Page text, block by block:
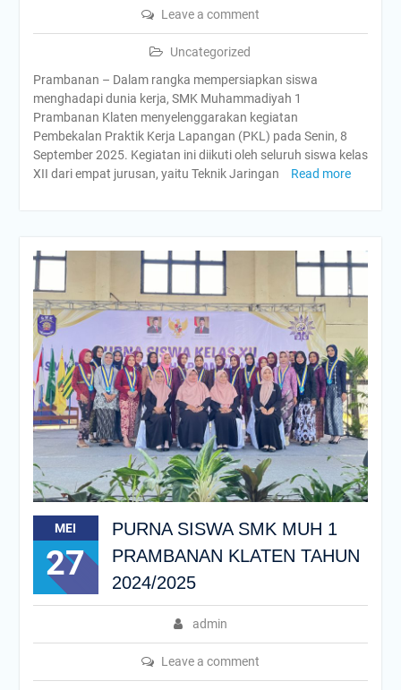
Leave a comment
Uncategorized
Prambanan – Dalam rangka mempersiapkan siswa
menghadapi dunia kerja, SMK Muhammadiyah 1
Prambanan Klaten menyelenggarakan kegiatan
Pembekalan Praktik Kerja Lapangan (PKL) pada Senin, 8
September 2025. Kegiatan ini diikuti oleh seluruh siswa kelas
XII dari empat jurusan, yaitu Teknik Jaringan
Read more
MEI
27
PURNA SISWA SMK MUH 1
PRAMBANAN KLATEN TAHUN
2024/2025
admin
Leave a comment